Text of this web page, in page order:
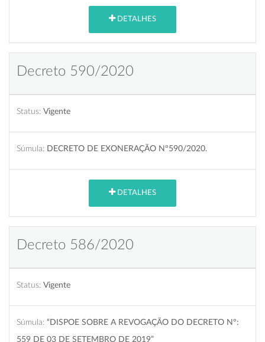
DETALHES
Decreto 590/2020
Status: Vigente
Súmula: DECRETO DE EXONERAÇÃO Nº590/2020.
DETALHES
Decreto 586/2020
Status: Vigente
Súmula: “DISPOE SOBRE A REVOGAÇÃO DO DECRETO N°:
559 DE 03 DE SETEMBRO DE 2019”